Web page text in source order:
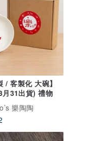
/ 客製化 大碗】
月31出貨) 禮物
樂陶陶